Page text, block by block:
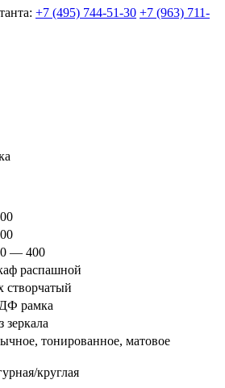
+7 (495) 744-51-30 +7 (963) 711-
— 400
распашной
створчатый
рамка
зеркала
тонированное, матовое
круглая